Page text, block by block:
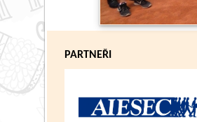
PARTNEŘI